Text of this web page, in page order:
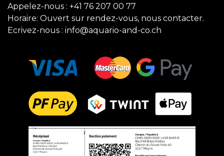
Appelez-nous : +41 76 207 00 77
Horaire: Ouvert sur rendez-vous, nous contacter.
Ecrivez-nous : info@aquario-and-co.ch